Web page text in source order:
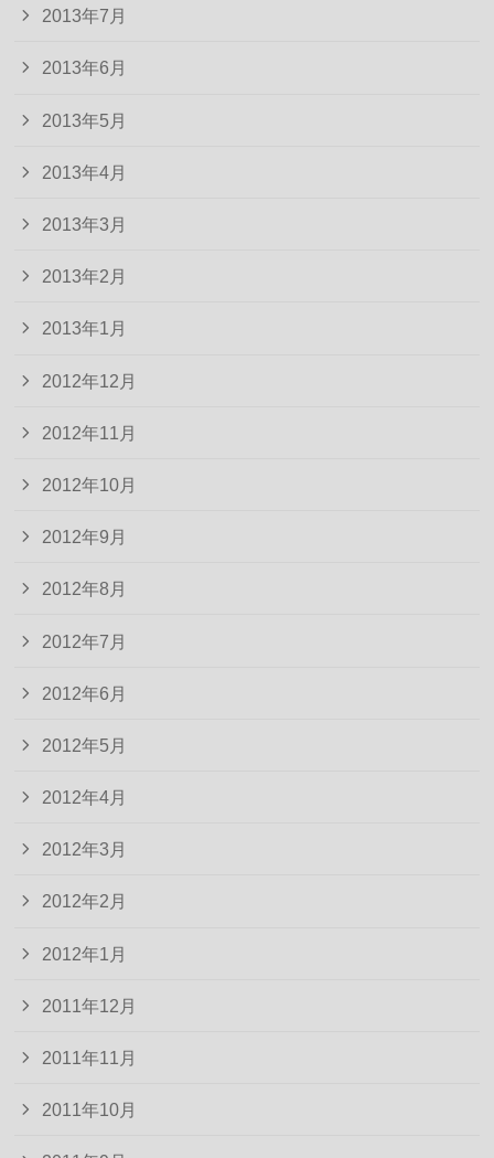
2013年7月
2013年6月
2013年5月
2013年4月
2013年3月
2013年2月
2013年1月
2012年12月
2012年11月
2012年10月
2012年9月
2012年8月
2012年7月
2012年6月
2012年5月
2012年4月
2012年3月
2012年2月
2012年1月
2011年12月
2011年11月
2011年10月